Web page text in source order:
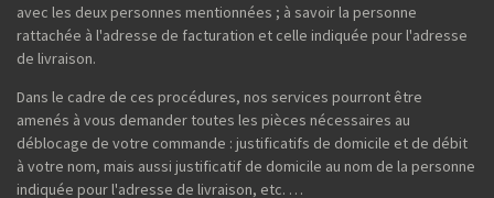
avec les deux personnes mentionnées ; à savoir la personne
rattachée à l'adresse de facturation et celle indiquée pour l'adresse
de livraison.
Dans le cadre de ces procédures, nos services pourront être
amenés à vous demander toutes les pièces nécessaires au
déblocage de votre commande : justificatifs de domicile et de débit
à votre nom, mais aussi justificatif de domicile au nom de la personne
indiquée pour l'adresse de livraison, etc. …